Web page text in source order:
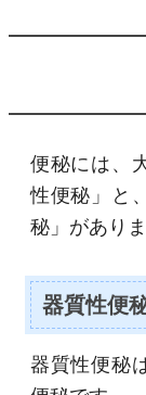
便秘には、
性便秘」と
秘」がありま
器質性便
器質性便秘